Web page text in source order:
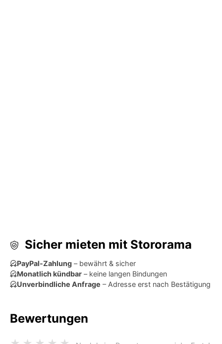
Sicher mieten mit Stororama
PayPal-Zahlung – bewährt & sicher
Monatlich kündbar – keine langen Bindungen
Unverbindliche Anfrage – Adresse erst nach Bestätigung
Bewertungen